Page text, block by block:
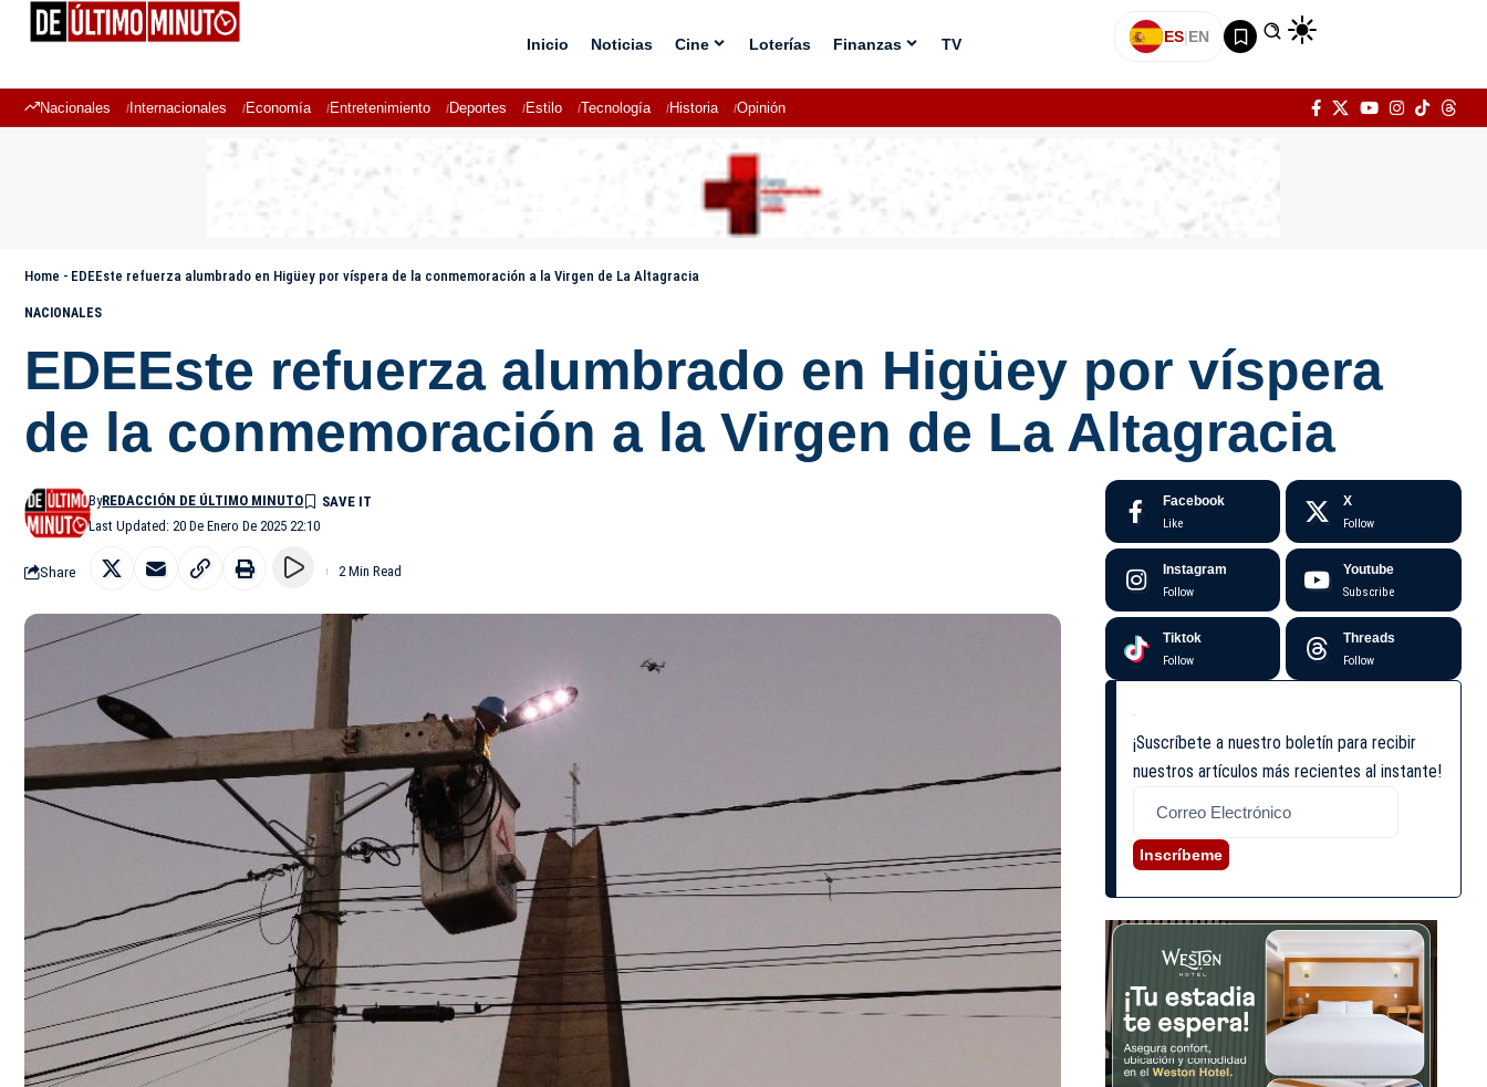
Inicio Noticias Cine Loterías Finanzas TV ES|EN
Nacionales Internacionales Economía Entretenimiento Deportes Estilo Tecnología Historia Opinión
Home - EDEEste refuerza alumbrado en Higüey por víspera de la conmemoración a la Virgen de La Altagracia
NACIONALES
EDEEste refuerza alumbrado en Higüey por víspera
de la conmemoración a la Virgen de La Altagracia
Last Updated: 20 De Enero De 2025 22:10
ByREDACCIÓN DE ÚLTIMO MINUTO
Share 2 Min Read
Facebook
Like
X
Follow
Instagram
Follow
Youtube
Subscribe
Tiktok
Follow
Threads
Follow
¡Suscríbete a nuestro boletín para recibir
nuestros artículos más recientes al instante!
Inscríbeme